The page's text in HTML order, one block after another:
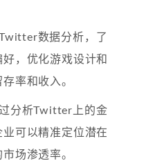
数据分析，了
，优化游戏设计和
率和收入。
分析Twitter上的金
可以精准定位潜在
场渗透率。